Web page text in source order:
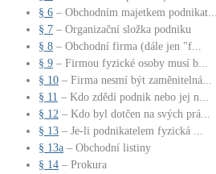
§ 6 – Obchodním majetkem podnikat...
§ 7 – Organizační složka podniku
§ 8 – Obchodní firma (dále jen "f...
§ 9 – Firmou fyzické osoby musí b...
§ 10 – Firma nesmí být zaměnitelná...
§ 11 – Kdo zdědí podnik nebo jej n...
§ 12 – Kdo byl dotčen na svých prá...
§ 13 – Je-li podnikatelem fyzická ...
§ 13a – Obchodní listiny
§ 14 – Prokura